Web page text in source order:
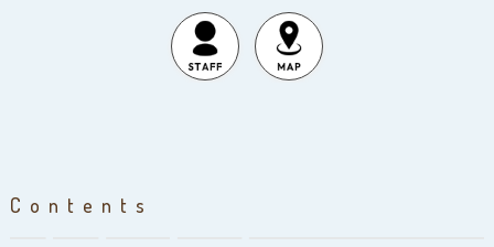
Contents